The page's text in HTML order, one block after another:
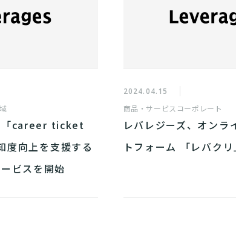
「career ticket
向上を支援する
ビスを開始
2024.04.15
商品・サービス コーポレート
レバレジーズ、オンラ
トフォーム 「レバク